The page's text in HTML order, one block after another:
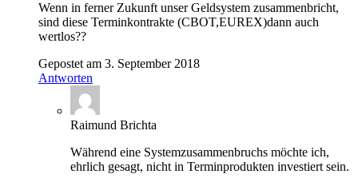
Wenn in ferner Zukunft unser Geldsystem zusammenbricht,
sind diese Terminkontrakte (CBOT,EUREX)dann auch
wertlos??
Gepostet am 3. September 2018
Antworten
Raimund Brichta
Während eine Systemzusammenbruchs möchte ich,
ehrlich gesagt, nicht in Terminprodukten investiert sein.